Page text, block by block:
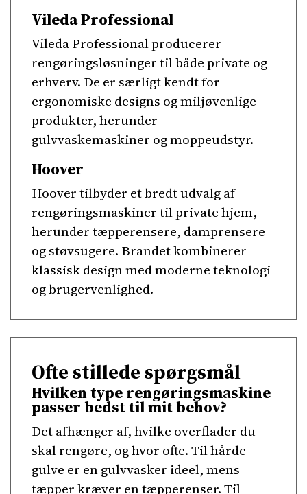
Vileda Professional
Vileda Professional producerer
rengøringsløsninger til både private og
erhverv. De er særligt kendt for
ergonomiske designs og miljøvenlige
produkter, herunder
gulvvaskemaskiner og moppeudstyr.
Hoover
Hoover tilbyder et bredt udvalg af
rengøringsmaskiner til private hjem,
herunder tæpperensere, damprensere
og støvsugere. Brandet kombinerer
klassisk design med moderne teknologi
og brugervenlighed.
Ofte stillede spørgsmål
Hvilken type rengøringsmaskine
passer bedst til mit behov?
Det afhænger af, hvilke overflader du
skal rengøre, og hvor ofte. Til hårde
gulve er en gulvvasker ideel, mens
tæpper kræver en tæpperenser. Til